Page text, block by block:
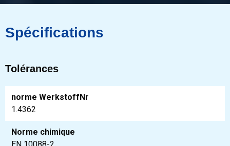
Spécifications
Tolérances
norme WerkstoffNr
1.4362
Norme chimique
EN 10088-2